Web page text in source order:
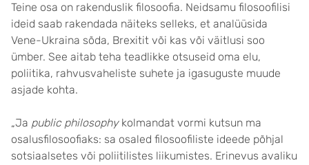
Teine osa on rakenduslik filosoofia. Neidsamu filosoofilisi
ideid saab rakendada näiteks selleks, et analüüsida
Vene-Ukraina sõda, Brexitit või kas või väitlusi soo
ümber. See aitab teha teadlikke otsuseid oma elu,
poliitika, rahvusvaheliste suhete ja igasuguste muude
asjade kohta.
„Ja public philosophykolmandat vormi kutsun ma
osalusfilosoofiaks: sa osaled filosoofiliste ideede põhjal
sotsiaalsetes või poliitilistes liikumistes. Erinevus avaliku